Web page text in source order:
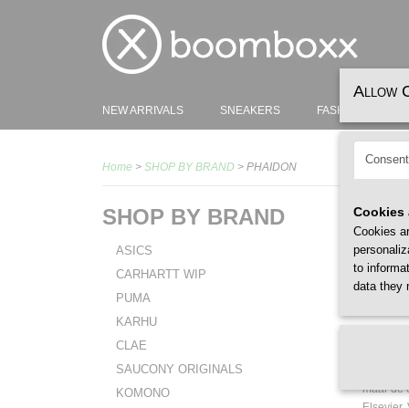
NEW ARRIVALS SNEAKERS FASHION
Home > SHOP BY BRAND > PHAIDON
SHOP BY BRAND
ASICS
CARHARTT WIP
PUMA
KARHU
CLAE
SAUCONY ORIGINALS
KOMONO
maar de
Allow
Consent
Cookies
Cookies
to
data they